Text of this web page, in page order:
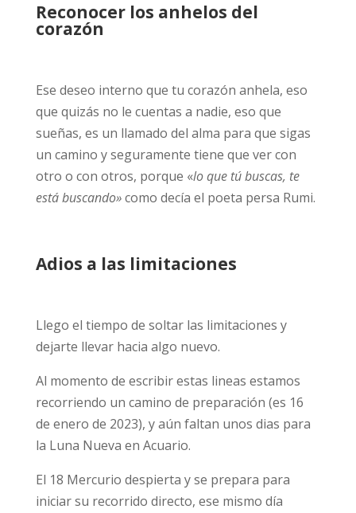
Reconocer los anhelos del
corazón
Ese deseo interno que tu corazón anhela, eso
que quizás no le cuentas a nadie, eso que
sueñas, es un llamado del alma para que sigas
un camino y seguramente tiene que ver con
otro o con otros, porque «lo que tú buscas, te
está buscando»como decía el poeta persa Rumi.
Adios a las limitaciones
Llego el tiempo de soltar las limitaciones y
dejarte llevar hacia algo nuevo.
Al momento de escribir estas lineas estamos
recorriendo un camino de preparación (es 16
de enero de 2023), y aún faltan unos dias para
la Luna Nueva en Acuario.
El 18 Mercurio despierta y se prepara para
iniciar su recorrido directo, ese mismo día